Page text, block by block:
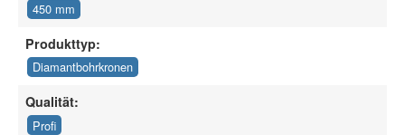
450 mm
Produkttyp:
Diamantbohrkronen
Qualität:
Profi